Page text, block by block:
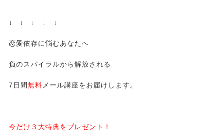
↓ ↓ ↓ ↓ ↓
恋愛依存に悩むあなたへ
負のスパイラルから解放される
7日間無料 メール講座をお届けします。
今だけ３大特典をプレゼント！